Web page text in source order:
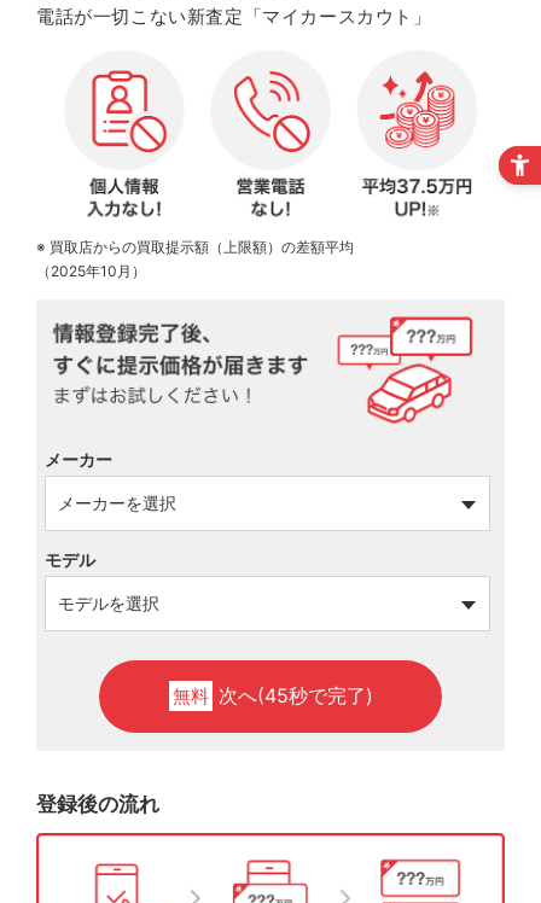
電話が一切こない新査定「マイカースカウト」
※ 買取店からの買取提示額（上限額）の差額平均
（2025年10月）
メーカー
モデル
無料 次へ(45秒で完了)
登録後の流れ